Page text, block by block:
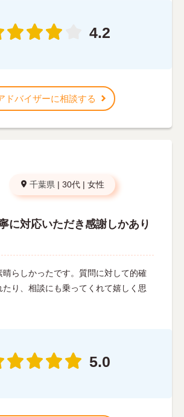
4.2
ドバイザーに相談する
千葉県 | 30代 | 女性
に対応いただき感謝しかあり
晴らしかったです。質問に対して的確
たり、相談にも乗ってくれて嬉しく思
5.0